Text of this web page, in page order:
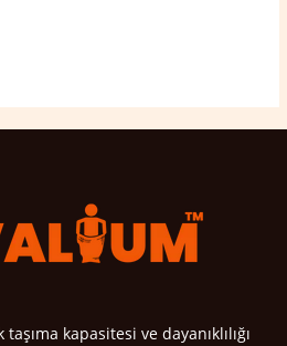
kapasitesi ve dayanıklılığı